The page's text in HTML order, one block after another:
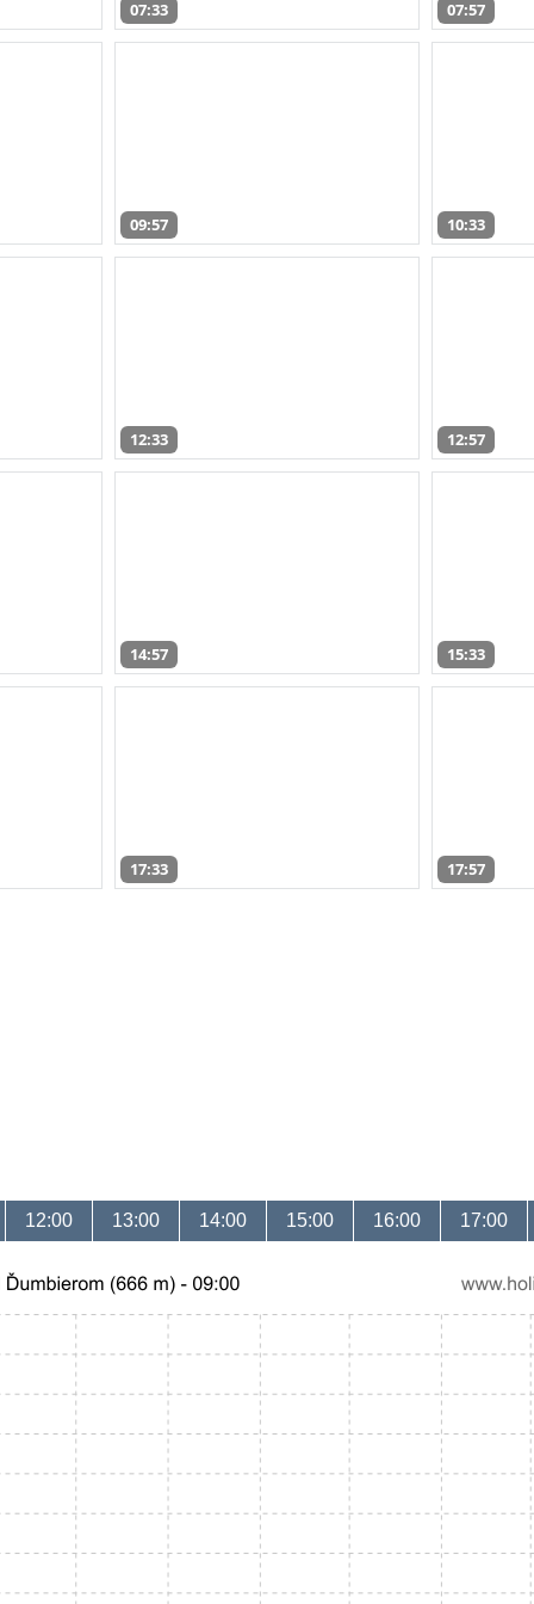
07:33 07:57
09:57 10:33
12:33 12:57
14:57 15:33
17:33 17:57
12:00 13:00 14:00 15:00 16:00 17:00